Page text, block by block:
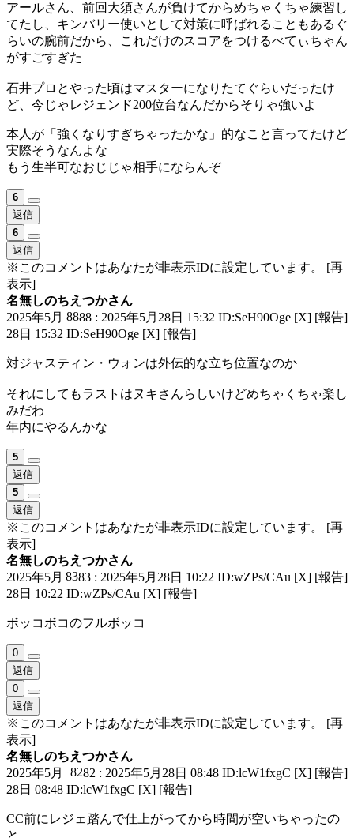
アールさん、前回大須さんが負けてからめちゃくちゃ練習し
てたし、キンバリー使いとして対策に呼ばれることもあるぐ
らいの腕前だから、これだけのスコアをつけるべてぃちゃん
がすごすぎた
石井プロとやった頃はマスターになりたてぐらいだったけ
ど、今じゃレジェンド200位台なんだからそりゃ強いよ
本人が「強くなりすぎちゃったかな」的なこと言ってたけど
実際そうなんよな
もう生半可なおじじゃ相手にならんぞ
6
返信
6
返信
※このコメントはあなたが非表示IDに設定しています。 [再
表示]
名無しのちえつかさん
88 : 2025年5月28日 15:32 ID:SeH90Oge [X] [報告]
88
2025年5月
28日 15:32 ID:SeH90Oge [X] [報告]
対ジャスティン・ウォンは外伝的な立ち位置なのか
それにしてもラストはヌキさんらしいけどめちゃくちゃ楽し
みだわ
年内にやるんかな
5
返信
5
返信
※このコメントはあなたが非表示IDに設定しています。 [再
表示]
名無しのちえつかさん
83 : 2025年5月28日 10:22 ID:wZPs/CAu [X] [報告]
83
2025年5月
28日 10:22 ID:wZPs/CAu [X] [報告]
ボッコボコのフルボッコ
0
返信
0
返信
※このコメントはあなたが非表示IDに設定しています。 [再
表示]
名無しのちえつかさん
82 : 2025年5月28日 08:48 ID:lcW1fxgC [X] [報告]
82
2025年5月
28日 08:48 ID:lcW1fxgC [X] [報告]
CC前にレジェ踏んで仕上がってから時間が空いちゃったの
と